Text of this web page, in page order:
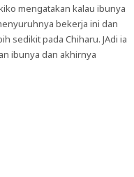
mengatakan kalau ibunya
bekerja ini dan
sedikit pada Chiharu. JAdi ia
ibunya dan akhirnya